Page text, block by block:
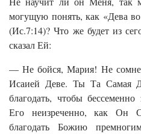
могущую понять, как «Дева
(Ис.7:14)? Что же будет из
сказал Ей:
— Не бойся, Мария! Не
Исаией Деве. Ты Та Самая
благодать, чтобы
Его неизреченно, как Он
благодать Божию